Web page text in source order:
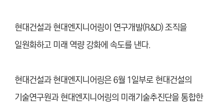
현대건설과 현대엔지니어링이 연구개발(R&D) 조직을
일원화하고 미래 역량 강화에 속도를 낸다.
현대건설과 현대엔지니어링은 6월 1일부로 현대건설의
기술연구원과 현대엔지니어링의 미래기술추진단을 통합한